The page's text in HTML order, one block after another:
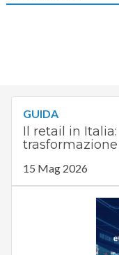
GUIDA
Il retail in
15 Mag 2026